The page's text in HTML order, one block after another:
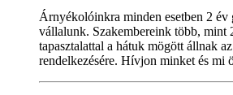
Árnyékolóinkra minden esetben 2 év
vállalunk. Szakembereink több, mint
tapasztalattal a hátuk mögött állnak
rendelkezésére. Hívjon minket és mi